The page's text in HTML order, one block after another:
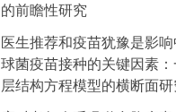
的前瞻性研究
医生推荐和疫苗犹豫是影
球菌疫苗接种的关键因素
层结构方程模型的横断面